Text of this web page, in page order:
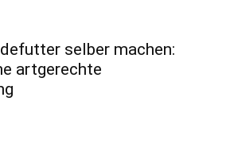
selber machen:
artgerechte